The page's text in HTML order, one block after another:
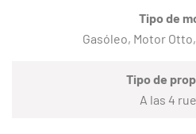
Tipo de
Gasóleo, Motor
Tipo de
A las 4